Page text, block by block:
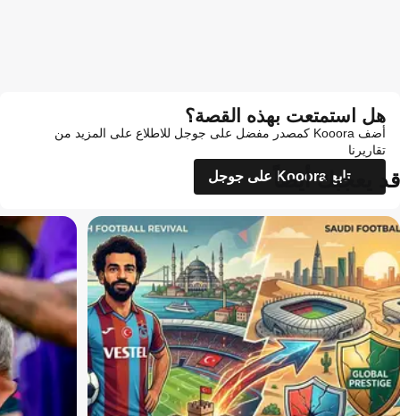
هل استمتعت بهذه القصة؟
أضف Kooora كمصدر مفضل على جوجل للاطلاع على المزيد من
تقاريرنا
تابع Kooora على جوجل
قد يعجبك أيضاً